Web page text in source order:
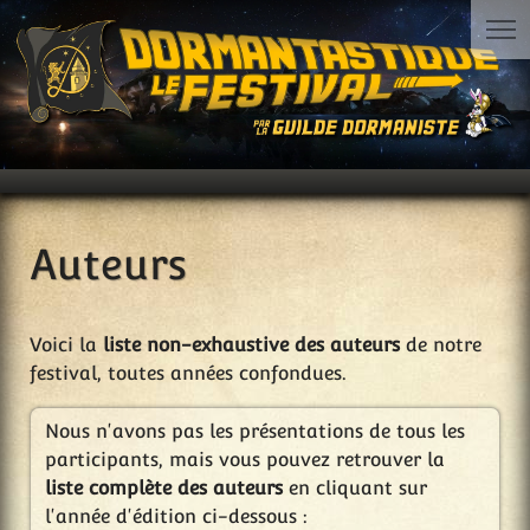
Auteurs
Voici la liste non-exhaustive des auteursde notre
festival, toutes années confondues.
Nous n'avons pas les présentations de tous les
participants, mais vous pouvez retrouver la
liste complète des auteursen cliquant sur
l'année d'édition ci-dessous :